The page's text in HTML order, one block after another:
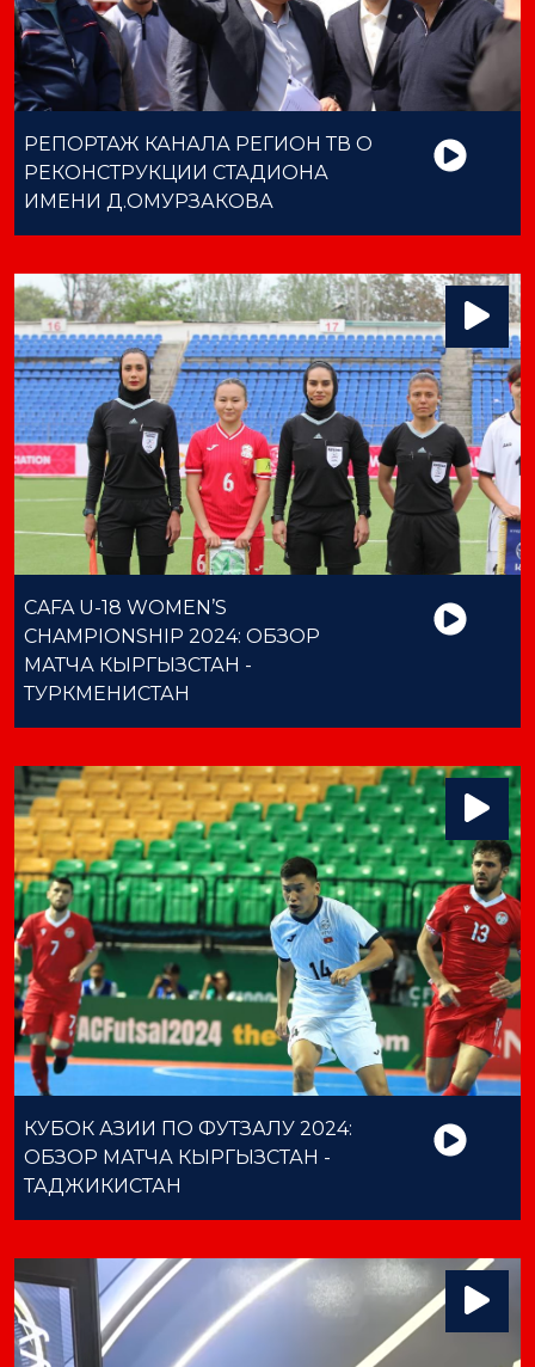
РЕПОРТАЖ КАНАЛА РЕГИОН ТВ О
РЕКОНСТРУКЦИИ СТАДИОНА
ИМЕНИ Д.ОМУРЗАКОВА
CAFA U-18 WOMEN’S
CHAMPIONSHIP 2024: ОБЗОР
МАТЧА КЫРГЫЗСТАН -
ТУРКМЕНИСТАН
КУБОК АЗИИ ПО ФУТЗАЛУ 2024:
ОБЗОР МАТЧА КЫРГЫЗСТАН -
ТАДЖИКИСТАН